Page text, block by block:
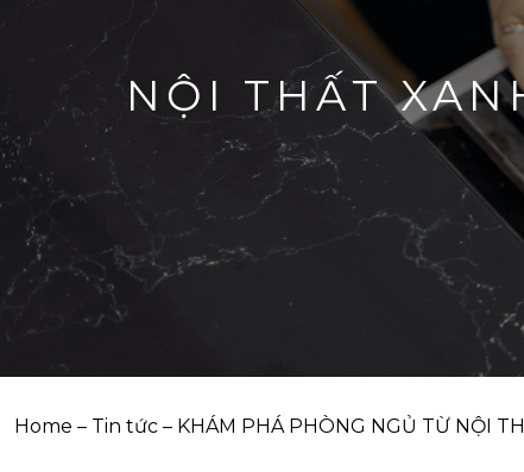
NỘI THẤT
Home – Tin tức – KHÁM PHÁ PHÒNG NGỦ TỪ NỘI